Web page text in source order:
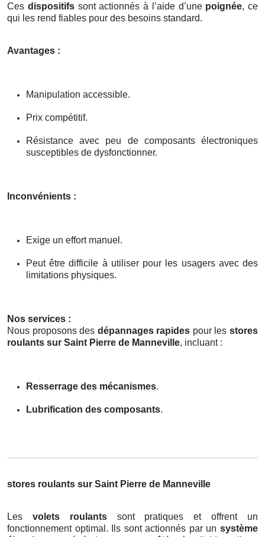
Ces dispositifssont actionnés à l’aide d’une poignée, ce
qui les rend fiables pour des besoins standard.
Avantages :
Manipulation accessible.
Prix compétitif.
Résistance avec peu de composants électroniques
susceptibles de dysfonctionner.
Inconvénients :
Exige un effort manuel.
Peut être difficile à utiliser pour les usagers avec des
limitations physiques.
Nos services :
Nous proposons des dépannages rapides pour lesstores
roulants sur Saint Pierre de Manneville, incluant :
Resserrage des mécanismes.
Lubrification des composants.
stores roulants sur Saint Pierre de Manneville
Les volets roulantssont pratiques et offrent un
fonctionnement optimal. Ils sont actionnés par un système